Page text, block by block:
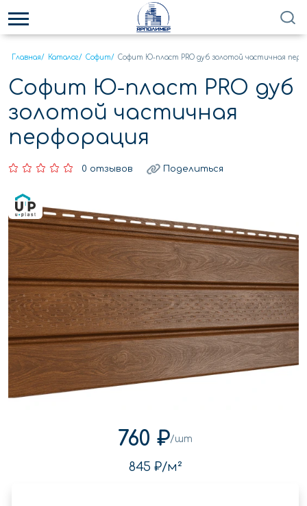
Главная/ Каталог/ Софит/ Софит Ю-пласт PRO дуб золотой частичная
Софит Ю-пласт PRO дуб
золотой частичная
перфорация
0 отзывов Поделиться
760 ₽/шт
845 ₽/м²